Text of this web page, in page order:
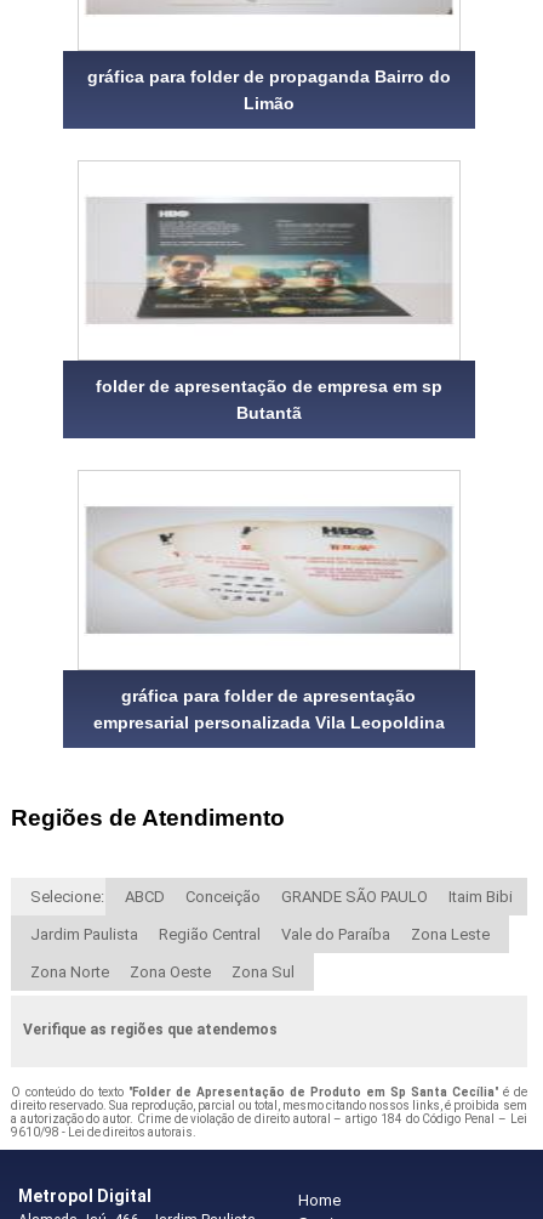
gráfica para folder de propaganda Bairro do
Limão
folder de apresentação de empresa em sp
Butantã
gráfica para folder de apresentação
empresarial personalizada Vila Leopoldina
Regiões de Atendimento
Selecione: ABCD Conceição GRANDE SÃO PAULO Itaim Bibi
Jardim Paulista Região Central Vale do Paraíba Zona Leste
Zona Norte Zona Oeste Zona Sul
Verifique as regiões que atendemos
O conteúdo do texto "Folder de Apresentação de Produto em Sp Santa Cecília" é de
direito reservado. Sua reprodução, parcial ou total, mesmo citando nossos links, é proibida sem
a autorização do autor. Crime de violação de direito autoral – artigo 184 do Código Penal –
Lei
9610/98 - Lei de direitos autorais
Metropol Digital
Home